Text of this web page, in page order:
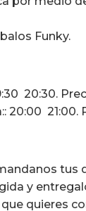
Funky.
 20:30.
 21:00.
tus
y
quieres